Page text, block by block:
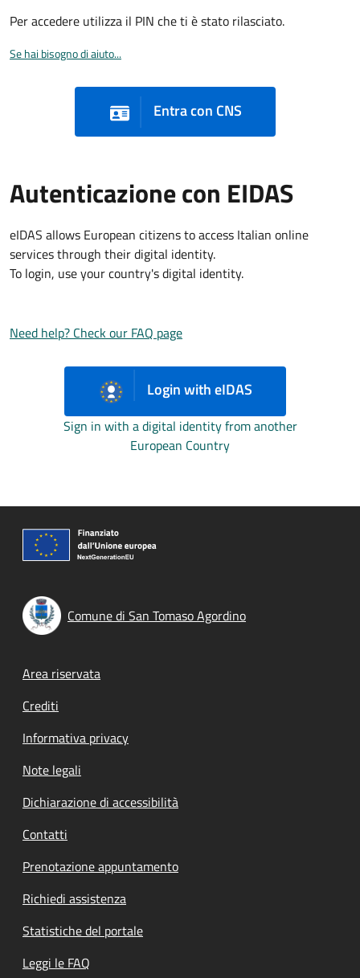
Per accedere utilizza il PIN che ti è stato rilasciato.
Se hai bisogno di aiuto...
Entra con CNS
Autenticazione con EIDAS
eIDAS allows European citizens to access Italian online
services through their digital identity.
To login, use your country's digital identity.
Need help? Check our FAQ page
Login with eIDAS
Sign in with a digital identity from another
European Country
Comune di San Tomaso Agordino
Footer menu
Area riservata
Crediti
Informativa privacy
Note legali
Dichiarazione di accessibilità
Contatti
Prenotazione appuntamento
Richiedi assistenza
Statistiche del portale
Leggi le FAQ